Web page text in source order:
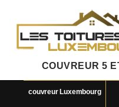
COUVREUR 5
couvreur Luxembourg